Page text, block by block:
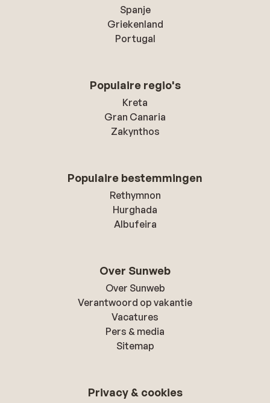
Spanje
Griekenland
Portugal
Populaire regio's
Kreta
Gran Canaria
Zakynthos
Populaire bestemmingen
Rethymnon
Hurghada
Albufeira
Over Sunweb
Over Sunweb
Verantwoord op vakantie
Vacatures
Pers & media
Sitemap
Privacy & cookies